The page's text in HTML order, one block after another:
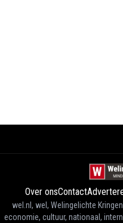
Over onsContact
wel.nl, wel, Welingelichte
economie, cultuur, nationaal,